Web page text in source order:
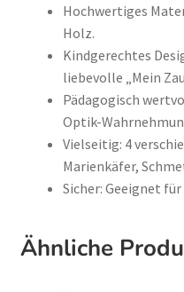
Hochwertiges
Holz.
Kindgerechtes
liebevolle „Mein
Pädagogisch
Optik-
Vielseitig: 4
Marienkäfer,
Sicher: Geeignet
Ähnliche